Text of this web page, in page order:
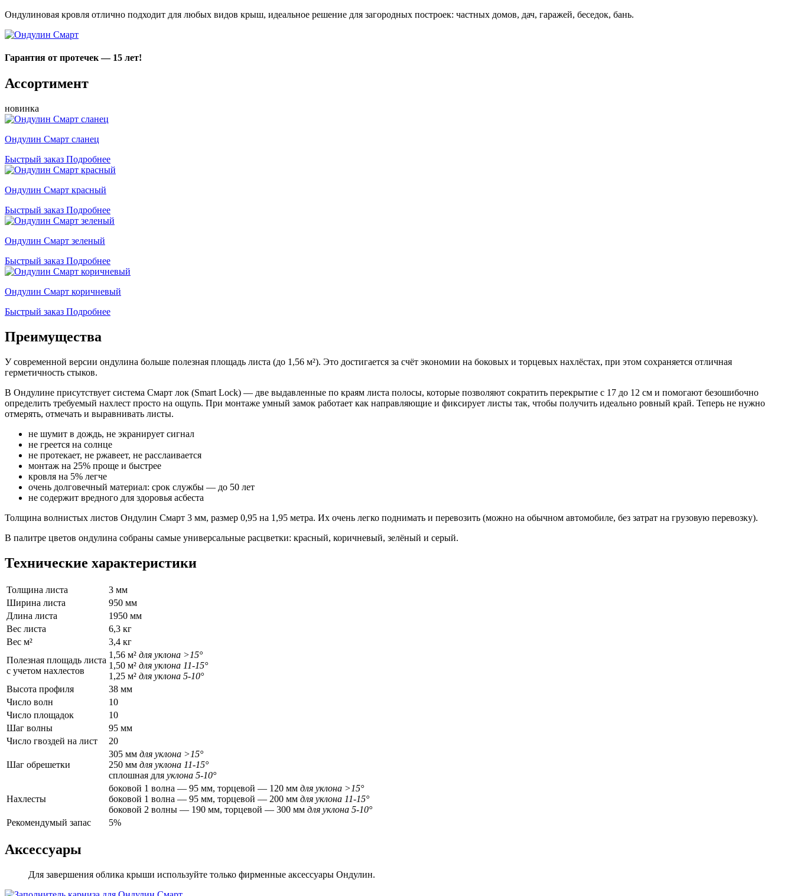
Ондулиновая кровля отлично подходит для любых видов крыш, идеальное решение для загородных построек: частных домов, дач, гаражей, беседок, бань.
Гарантия от протечек — 15 лет!
Ассортимент
новинка
Ондулин Смарт сланец
Быстрый заказ Подробнее
Ондулин Смарт красный
Быстрый заказ Подробнее
Ондулин Смарт зеленый
Быстрый заказ Подробнее
Ондулин Смарт коричневый
Быстрый заказ Подробнее
Преимущества
У современной версии ондулина больше полезная площадь листа (до 1,56 м²). Это достигается за счёт экономии на боковых и торцевых нахлёстах, при этом сохраняется отличная
герметичность стыков.
В Ондулине присутствует система Смарт лок (Smart Lock) — две выдавленные по краям листа полосы, которые позволяют сократить перекрытие с 17 до 12 см и помогают безошибочно
определить требуемый нахлест просто на ощупь. При монтаже умный замок работает как направляющие и фиксирует листы так, чтобы получить идеально ровный край. Теперь не нужно
отмерять, отмечать и выравнивать листы.
не шумит в дождь, не экранирует сигнал
не греется на солнце
не протекает, не ржавеет, не расслаивается
монтаж на 25% проще и быстрее
кровля на 5% легче
очень долговечный материал: срок службы — до 50 лет
не содержит вредного для здоровья асбеста
Толщина волнистых листов Ондулин Смарт 3 мм, размер 0,95 на 1,95 метра. Их очень легко поднимать и перевозить (можно на обычном автомобиле, без затрат на грузовую перевозку).
В палитре цветов ондулина собраны самые универсальные расцветки: красный, коричневый, зелёный и серый.
Технические характеристики
Толщина листа
3 мм
Ширина листа
950 мм
Длина листа
1950 мм
Вес листа
6,3 кг
Вес м²
3,4 кг
Полезная площадь листа
с учетом нахлестов
1,56 м² для уклона >15°
1,50 м² для уклона 11-15°
1,25 м² для уклона 5-10°
Высота профиля
38 мм
Число волн
10
Число площадок
10
Шаг волны
95 мм
Число гвоздей на лист
20
Шаг обрешетки
305 мм для уклона >15°
250 мм для уклона 11-15°
сплошная для уклона 5-10°
Нахлесты
боковой 1 волна — 95 мм, торцевой — 120 мм для уклона >15°
боковой 1 волна — 95 мм, торцевой — 200 мм для уклона 11-15°
боковой 2 волны — 190 мм, торцевой — 300 мм для уклона 5-10°
Рекомендумый запас
5%
Аксессуары
Для завершения облика крыши используйте только фирменные аксессуары Ондулин.